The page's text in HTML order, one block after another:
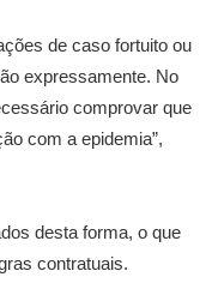
de caso fortuito ou
expressamente. No
comprovar que
com a epidemia”,
desta forma, o que
contratuais.